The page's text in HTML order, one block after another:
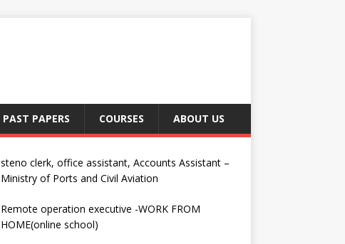
PAST PAPERS COURSES ABOUT US
steno clerk, office assistant, Accounts Assistant –
Ministry of Ports and Civil Aviation
Remote operation executive -WORK FROM
HOME(online school)